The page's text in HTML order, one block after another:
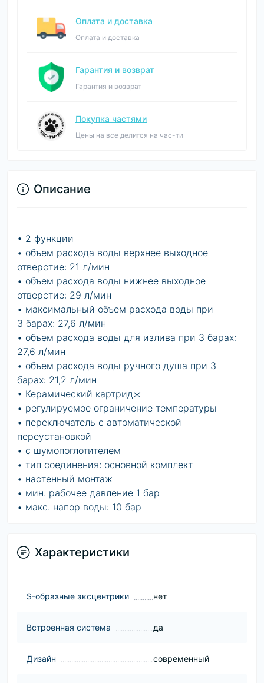
Оплата и доставка
Оплата и доставка
Гарантия и возврат
Гарантия и возврат
Покупка частями
Цены на все делится на час-ти
Описание
• 2 функции
• объем расхода воды верхнее выходное
отверстие: 21 л/мин
• объем расхода воды нижнее выходное
отверстие: 29 л/мин
• максимальный объем расхода воды при
3 барах: 27,6 л/мин
• объем расхода воды для излива при 3 барах:
27,6 л/мин
• объем расхода воды ручного душа при 3
барах: 21,2 л/мин
• Керамический картридж
• регулируемое ограничение температуры
• переключатель с автоматической
переустановкой
• с шумопоглотителем
• тип соединения: основной комплект
• настенный монтаж
• мин. рабочее давление 1 бар
• макс. напор воды: 10 бар
Характеристики
S-образные эксцентрики нет
Встроенная система да
Дизайн современный